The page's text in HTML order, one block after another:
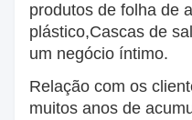
produtos de folha de
plástico,Cascas de
um negócio íntimo.
Relação com os
muitos anos de